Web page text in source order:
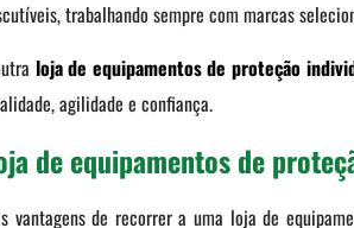
trabalhando sempre com marcas
loja de equipamentos de proteção
agilidade e confiança.
de equipamentos de
vantagens de recorrer a uma loja de